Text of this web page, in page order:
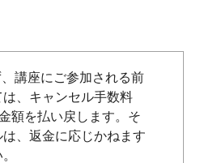
講座にご参加される前
、キャンセル手数料
額を払い戻します。そ
、返金に応じかねます